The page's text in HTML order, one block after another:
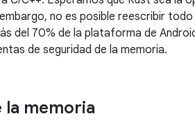
no es posible reescribir
del 70% de la plataforma de
de seguridad de la memoria.
la memoria